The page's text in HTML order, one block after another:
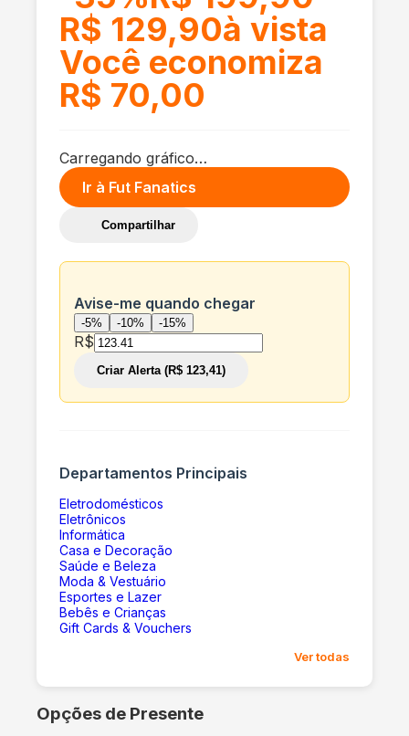
R$ 129,90à vista
Você economiza
R$ 70,00
Carregando gráfico…
Ir à Fut Fanatics
Compartilhar
Avise-me quando chegar
-5% -10% -15%
R$
Criar Alerta (R$ 123,41)
Departamentos Principais
Eletrodomésticos
Eletrônicos
Informática
Casa e Decoração
Saúde e Beleza
Moda & Vestuário
Esportes e Lazer
Bebês e Crianças
Gift Cards & Vouchers
Ver todas
Opções de Presente